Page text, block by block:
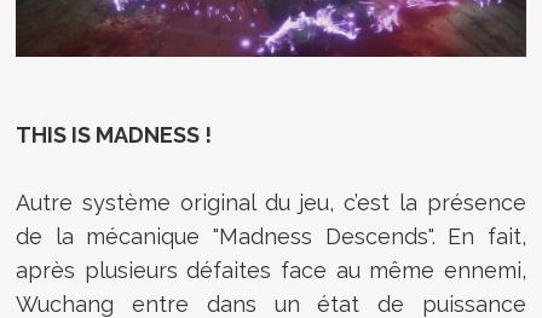
THIS IS MADNESS !
Autre système original du jeu, c’est la présence
de la mécanique "Madness Descends". En fait,
après plusieurs défaites face au même ennemi,
Wuchang entre dans un état de puissance